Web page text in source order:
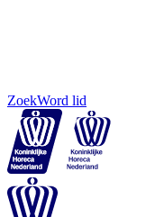
ZoekWord lid